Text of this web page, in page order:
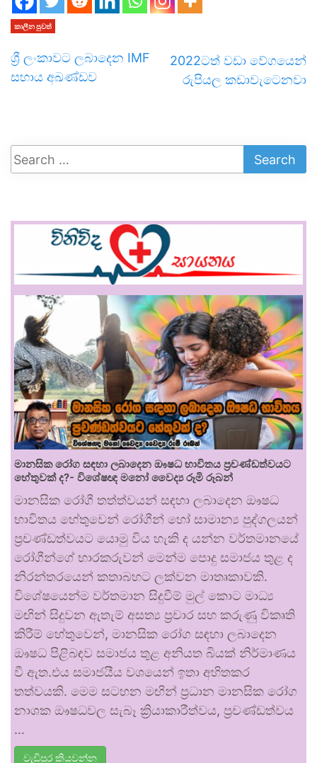
කාලීන පුවත්
ශ්‍රී ලංකාවට ලබාදෙන IMF
සහාය අඛණ්ඩව
2022ටත් වඩා වේගයෙන්
රුපියල කඩාවැටෙනවා
මානසික රෝග සඳහා ලබාදෙන ඖෂධ භාවිතය ප්‍රචණ්ඩත්වයට
හේතුවක් ද?- විශේෂඥ මනෝ වෛද්‍ය රූමි රූබන්
මානසික රෝගී තත්ත්වයන් සඳහා ලබාදෙන ඖෂධ
භාවිතය හේතුවෙන් රෝගීන් හෝ සාමාන්‍ය පුද්ගලයන්
ප්‍රචණ්ඩත්වයට යොමු විය හැකි ද යන්න වර්තමානයේ
රෝගීන්ගේ භාරකරුවන් මෙන්ම පොදු සමාජය තුළ ද
නිරන්තරයෙන් කතාබහට ලක්වන මාතෘකාවකි.
විශේෂයෙන්ම වර්තමාන සිදුවීම් මුල් කොට මාධ්‍ය
මඟින් සිදුවන ඇතැම් අසත්‍ය ප්‍රචාර සහ කරුණු විකෘති
කිරීම් හේතුවෙන්, මානසික රෝග සඳහා ලබාදෙන
ඖෂධ පිළිබඳව සමාජය තුළ අනියත බියක් නිර්මාණය
වී ඇත.එය සමාජයීය වශයෙන් ඉතා අහිතකර
තත්වයකි. මෙම සටහන මඟින් ප්‍රධාන මානසික රෝග
නාශක ඖෂධවල සැබෑ ක්‍රියාකාරීත්වය, ප්‍රචණ්ඩත්වය
…
වැඩිපුර කියවන්න